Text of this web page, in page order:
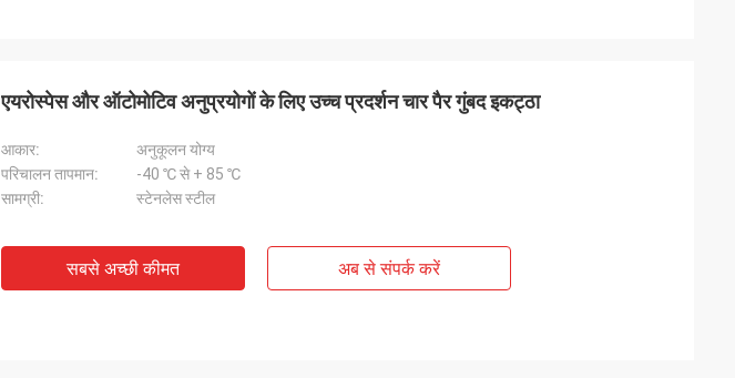
एयरोस्पेस और ऑटोमोटिव अनुप्रयोगों के लिए उच्च प्रदर्शन चार पैर गुंबद इकट्ठा
आकार:
अनुकूलन योग्य
परिचालन तापमान:
-40 ℃ से + 85 ℃
सामग्री:
स्टेनलेस स्टील
सबसे अच्छी कीमत अब से संपर्क करें